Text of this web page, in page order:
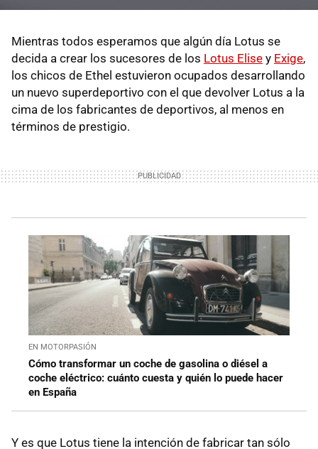
Mientras todos esperamos que algún día Lotus se
decida a crear los sucesores de los Lotus Elise y Exige,
los chicos de Ethel estuvieron ocupados desarrollando
un nuevo superdeportivo con el que devolver Lotus a la
cima de los fabricantes de deportivos, al menos en
términos de prestigio.
EN MOTORPASIÓN
Cómo transformar un coche de gasolina o diésel a
coche eléctrico: cuánto cuesta y quién lo puede hacer
en España
Y es que Lotus tiene la intención de fabricar tan sólo